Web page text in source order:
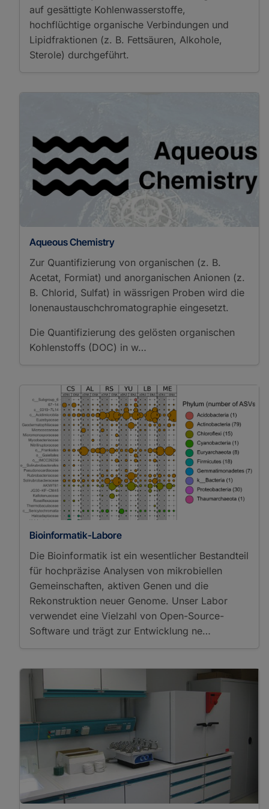
Fluorometry
Incubation
Next Generation
Polymerase Chain
Chemical Meters/Analyzers
Carbon Analysis
Elemental Analysis
Gas Chromatography
Gas Chromatography
Flame Ionization
Detection
Chromatography
Ion Chromatography
Liquid Chromatography
Liquid Chromatography
Organic Carbon
Detection
Medium Pressure Liquid
Chromatography
Pyrolysis Gas
Chromatography Flame
Ionization Detection
Total Organic Carbon
Analysis
Electrochemical
Techniques
Electrical Conductivity
Measurement
Oxygen Concentration
Measurement
Redox Potential
Measurement
Electron Diffraction
Electron Backscatter
Diffraction
In-House Experimental
Setup
Acoustic Emission
Experiments
Tests
Triaxial Deformation and
Torsion Experiments
Ultrasonic Velocity
Measurements
Material Properties
Axial/Triaxial Test
Coercivity
auf gesättigte Kohlenwasserstoffe,
hochflüchtige organische Verbindungen und
Lipidfraktionen (z. B. Fettsäuren, Alkohole,
Sterole) durchgeführt.
Aqueous Chemistry
Zur Quantifizierung von organischen (z. B.
Acetat, Formiat) und anorganischen Anionen (z.
B. Chlorid, Sulfat) in wässrigen Proben wird die
Ionenaustauschchromatographie eingesetzt.
Die Quantifizierung des gelösten organischen
Kohlenstoffs (DOC) in w…
Bioinformatik-Labore
Die Bioinformatik ist ein wesentlicher Bestandteil
für hochpräzise Analysen von mikrobiellen
Gemeinschaften, aktiven Genen und die
Rekonstruktion neuer Genome. Unser Labor
verwendet eine Vielzahl von Open-Source-
Software und trägt zur Entwicklung ne…